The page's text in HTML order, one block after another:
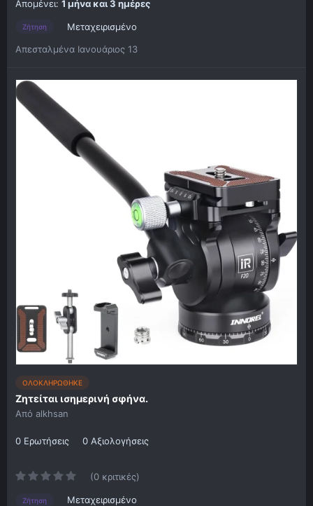
Απομένει: 1 μήνα και 3 ημέρες
Ζήτηση Μεταχειρισμένο
Απεσταλμένα Ιανουάριος 13
ΟΛΟΚΛΗΡΩΘΗΚΕ
Ζητείται ισημερινή σφήνα.
Από alkhsan
0 Ερωτήσεις 0 Αξιολογήσεις
(0 κριτικές)
Ζήτηση Μεταχειρισμένο